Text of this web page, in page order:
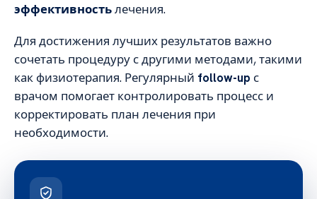
эффективностьлечения.
Для достижения лучших результатов важно
сочетать процедуру с другими методами, такими
как физиотерапия. Регулярный follow-up с
врачом помогает контролировать процесс и
корректировать план лечения при
необходимости.